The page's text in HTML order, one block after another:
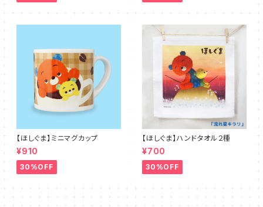
【ほしぐま】ミニマグカップ
¥910
30%OFF
【ほしぐま】ハンドタオル２種
¥700
30%OFF